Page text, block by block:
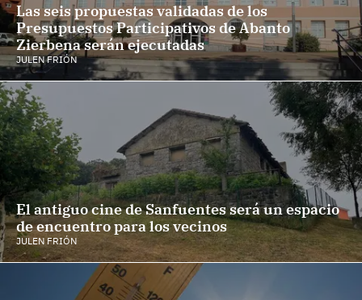
Las seis propuestas validadas de los
Presupuestos Participativos de Abanto
Zierbena serán ejecutadas
JULEN FRIÓN
El antiguo cine de Sanfuentes será un espacio
de encuentro para los vecinos
JULEN FRIÓN